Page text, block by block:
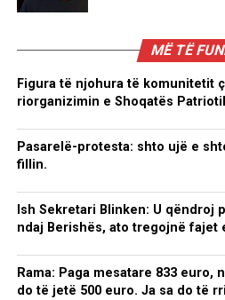
MË TË
Figura të njohura të komunitetit
riorganizimin e Shoqatës
Pasarelë-protesta: shto ujë e
fillin.
Ish Sekretari Blinken: U qëndroj
ndaj Berishës, ato tregojnë fajet
Rama: Paga mesatare 833 euro,
do të jetë 500 euro. Ja sa do të